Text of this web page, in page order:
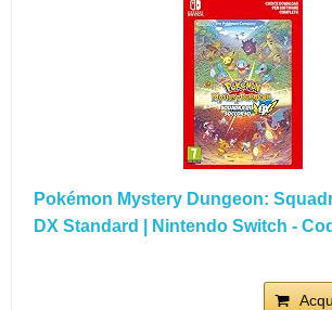
Pokémon Mystery Dungeon:
DX Standard | Nintendo Switch -